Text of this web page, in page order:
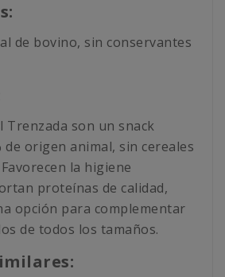
de bovino, sin conservantes
Trenzada son un snack
de origen animal, sin cereales
la higiene
proteínas de calidad,
opción para complementar
de todos los tamaños.